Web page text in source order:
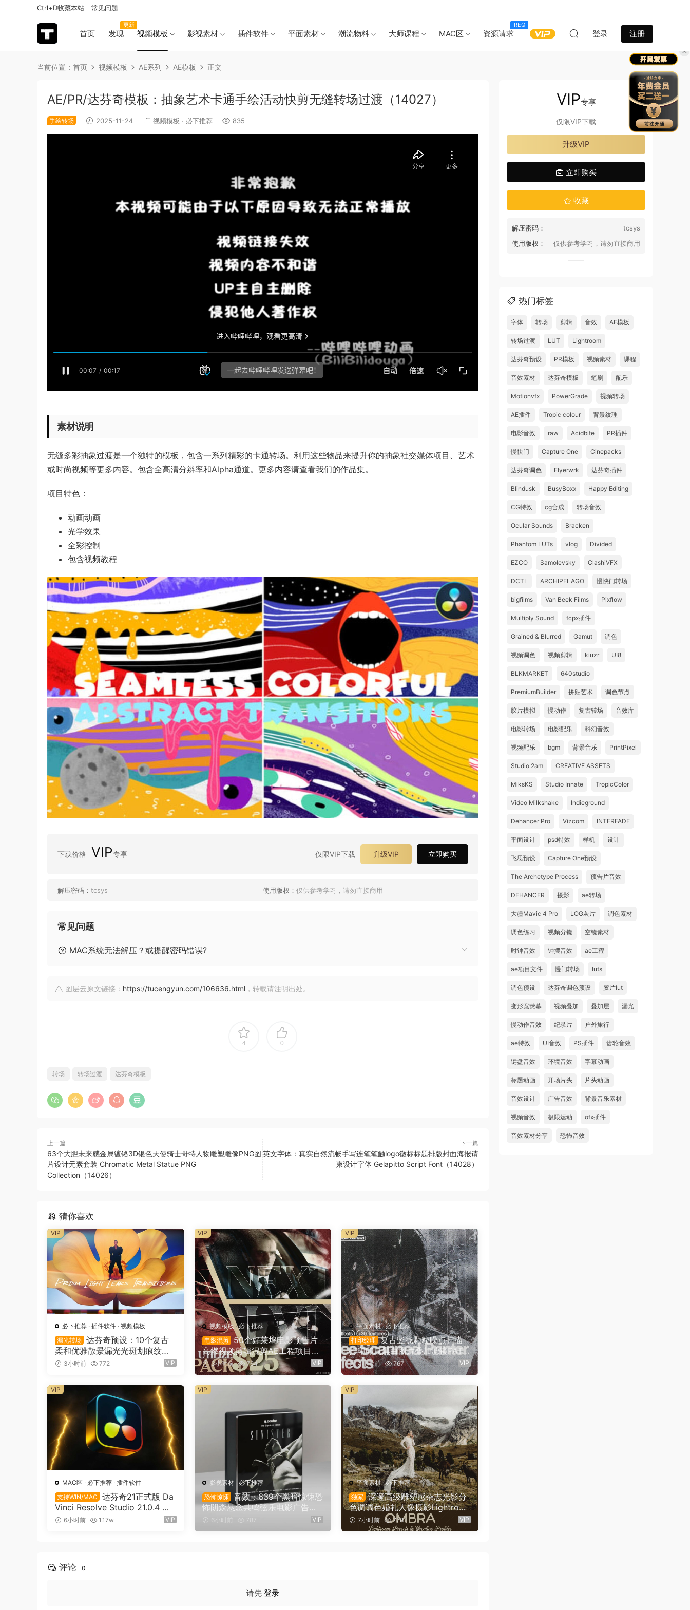
首页 发现
更新
视频模板 影视素材 插件软件 平面素材 潮流物料 大师课程 MAC区 资源请求
REQ
登录 注册
Ctrl+D收藏本站 常见问题
当前位置： 首页 视频模板 AE系列 AE模板 正文
AE/PR/达芬奇模板：抽象艺术卡通手绘活动快剪无缝转场过渡（14027）
手绘转场 2025-11-24 视频模板 · 必下推荐 835
素材说明
无缝多彩抽象过渡是一个独特的模板，包含一系列精彩的卡通转场。利用这些物品来提升你的抽象社交媒体项目、艺术
或时尚视频等更多内容。包含全高清分辨率和Alpha通道。更多内容请查看我们的作品集。
项目特色：
动画动画
光学效果
全彩控制
包含视频教程
下载价格 VIP专享 仅限VIP下载 升级VIP 立即购买
解压密码： tcsys 使用版权： 仅供参考学习，请勿直接商用
常见问题
MAC系统无法解压？或提醒密码错误?
图层云原文链接： https://tucengyun.com/106636.html ，转载请注明出处。
4 0
转场 转场过渡 达芬奇模板
上一篇
63个大胆未来感金属镀铬3D银色天使骑士哥特人物雕塑雕像PNG图
片设计元素套装 Chromatic Metal Statue PNG
Collection（14026）
下一篇
英文字体：真实自然流畅手写连笔笔触logo徽标标题排版封面海报请
柬设计字体 Gelapitto Script Font（14028）
猜你喜欢
必下推荐 · 插件软件 · 视频模板
漏光转场 达芬奇预设：10个复古
柔和优雅散景漏光光斑划痕纹理
叠加4K无缝转场过渡（16137）
3小时前 772 VIP
VIP
视频模板 ·必下推荐
电影混剪
50个好莱坞电影预告片
高燃视频剪辑混剪AE工程项目文
件+AE预设+叠加层+视频教程 U
TILIZE NEXTLVL PACK（1678
3小时前 764 VIP
VIP
平面素材·必下推荐
打印纹理
复古竖线颗粒噪点扫描
打印印刷黑白图片叠加滤镜PAT
图案纹理+PS动作+GRD 渐变预
设 Züli – +10 Scanned-Printer E
4小时前 767 VIP
VIP
MAC区 · 必下推荐 · 插件软件
支持WIN/MAC
达芬奇21正式版 Da
Vinci Resolve Studio 21.0.4 支
持Win/Mac（9736）
6小时前 1.17w VIP
VIP
影视素材· 必下推荐
恐怖惊悚
音效：639个黑暗惊悚恐
怖阴森悬念共鸣弦乐电影广告游
戏音效素材 Ocular Sounds – Sin
6小时前 787 VIP
VIP
平面素材·必下推荐
独家
深邃高级雕塑感杂志光影分
色调调色婚礼人像摄影Lightroo
m预设 Archipelago Quest – QU
EST 61 OMBRA （16147）
7小时前 778 VIP
VIP
评论 0
请先 登录
VIP专享
仅限VIP下载
升级VIP
立即购买
收藏
解压密码：
tcsys
使用版权：
仅供参考学习，请勿直接商用
热门标签
字体 转场 剪辑 音效 AE模板
转场过渡 LUT Lightroom
达芬奇预设 PR模板 视频素材 课程
音效素材 达芬奇模板 笔刷 配乐
Motionvfx PowerGrade 视频转场
AE插件 Tropic colour 背景纹理
电影音效 raw Acidbite PR插件
慢快门 Capture One Cinepacks
达芬奇调色 Flyerwrk 达芬奇插件
Blindusk BusyBoxx Happy Editing
CG特效 cg合成 转场音效
Ocular Sounds Bracken
Phantom LUTs vlog Divided
EZCO Samolevsky ClashiVFX
DCTL ARCHIPELAGO 慢快门转场
bigfilms Van Beek Films Pixflow
Multiply Sound fcpx插件
Grained & Blurred Gamut 调色
视频调色 视频剪辑 kiuzr UI8
BLKMARKET 640studio
PremiumBuilder 拼贴艺术 调色节点
胶片模拟 慢动作 复古转场 音效库
电影转场 电影配乐 科幻音效
视频配乐 bgm 背景音乐 PrintPixel
Studio 2am CREATIVE ASSETS
MiksKS Studio Innate TropicColor
Video Milkshake Indieground
Dehancer Pro Vizcom INTERFADE
平面设计 psd特效 样机 设计
飞思预设 Capture One预设
The Archetype Process 预告片音效
DEHANCER 摄影 ae转场
大疆Mavic 4 Pro LOG灰片 调色素材
调色练习 视频分镜 空镜素材
时钟音效 钟摆音效 ae工程
ae项目文件 慢门转场 luts
调色预设 达芬奇调色预设 胶片lut
变形宽荧幕 视频叠加 叠加层 漏光
慢动作音效 纪录片 户外旅行
ae特效 UI音效 PS插件 齿轮音效
键盘音效 环境音效 字幕动画
标题动画 开场片头 片头动画
音效设计 广告音效 背景音乐素材
视频音效 极限运动 ofx插件
音效素材分享 恐怖音效